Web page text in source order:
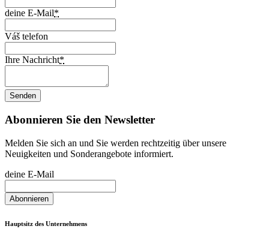
deine E-Mail*
Váš telefon
Ihre Nachricht*
Abonnieren Sie den Newsletter
Melden Sie sich an und Sie werden rechtzeitig über unsere
Neuigkeiten und Sonderangebote informiert.
deine E-Mail
Hauptsitz des Unternehmens